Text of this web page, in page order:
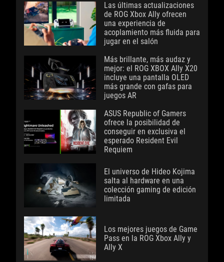
Las últimas actualizaciones
de ROG Xbox Ally ofrecen
una experiencia de
acoplamiento más fluida para
jugar en el salón
Más brillante, más audaz y
mejor: el ROG XBOX Ally X20
incluye una pantalla OLED
más grande con gafas para
juegos AR
ASUS Republic of Gamers
ofrece la posibilidad de
conseguir en exclusiva el
esperado Resident Evil
Requiem
El universo de Hideo Kojima
salta al hardware en una
colección gaming de edición
limitada
Los mejores juegos de Game
Pass en la ROG Xbox Ally y
Ally X